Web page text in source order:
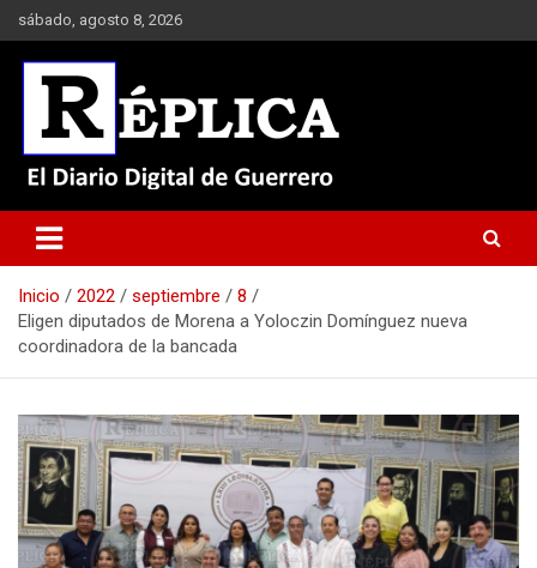
Saltar
al
contenido
sábado, agosto 8, 2026
Réplica
Inicio 2022 septiembre
8
Eligen diputados de Morena a Yoloczin Domínguez nueva
coordinadora de la bancada